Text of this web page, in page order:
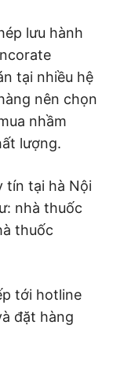
lưu hành
tại nhiều hệ
nên chọn
nhầm
lượng.
tín tại hà Nội
nhà thuốc
thuốc
tới hotline
đặt hàng